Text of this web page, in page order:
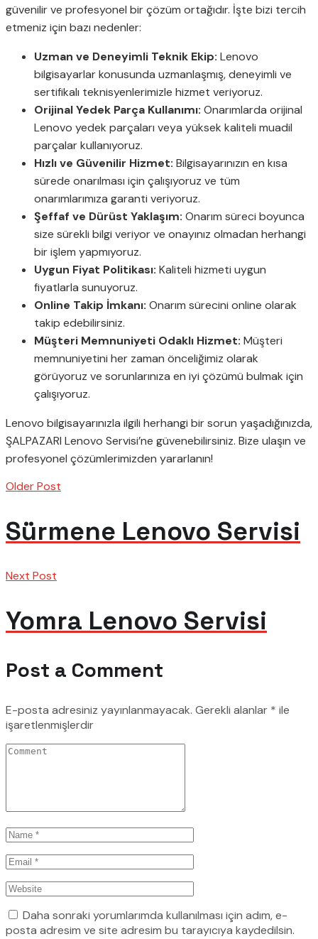
güvenilir ve profesyonel bir çözüm ortağıdır. İşte bizi tercih
etmeniz için bazı nedenler:
Uzman ve Deneyimli Teknik Ekip: Lenovo
bilgisayarlar konusunda uzmanlaşmış, deneyimli ve
sertifikalı teknisyenlerimizle hizmet veriyoruz.
Orijinal Yedek Parça Kullanımı: Onarımlarda orijinal
Lenovo yedek parçaları veya yüksek kaliteli muadil
parçalar kullanıyoruz.
Hızlı ve Güvenilir Hizmet: Bilgisayarınızın en kısa
sürede onarılması için çalışıyoruz ve tüm
onarımlarımıza garanti veriyoruz.
Şeffaf ve Dürüst Yaklaşım: Onarım süreci boyunca
size sürekli bilgi veriyor ve onayınız olmadan herhangi
bir işlem yapmıyoruz.
Uygun Fiyat Politikası: Kaliteli hizmeti uygun
fiyatlarla sunuyoruz.
Online Takip İmkanı: Onarım sürecini online olarak
takip edebilirsiniz.
Müşteri Memnuniyeti Odaklı Hizmet: Müşteri
memnuniyetini her zaman önceliğimiz olarak
görüyoruz ve sorunlarınıza en iyi çözümü bulmak için
çalışıyoruz.
Lenovo bilgisayarınızla ilgili herhangi bir sorun yaşadığınızda,
ŞALPAZARI Lenovo Servisi’ne güvenebilirsiniz. Bize ulaşın ve
profesyonel çözümlerimizden yararlanın!
Older Post
Sürmene Lenovo Servisi
Next Post
Yomra Lenovo Servisi
Post a Comment
E-posta adresiniz yayınlanmayacak. Gerekli alanlar * ile
işaretlenmişlerdir
Daha sonraki yorumlarımda kullanılması için adım, e-
posta adresim ve site adresim bu tarayıcıya kaydedilsin.